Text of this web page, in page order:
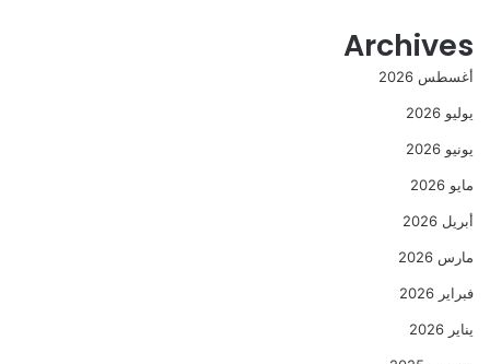
Archives
أغسطس 2026
يوليو 2026
يونيو 2026
مايو 2026
أبريل 2026
مارس 2026
فبراير 2026
يناير 2026